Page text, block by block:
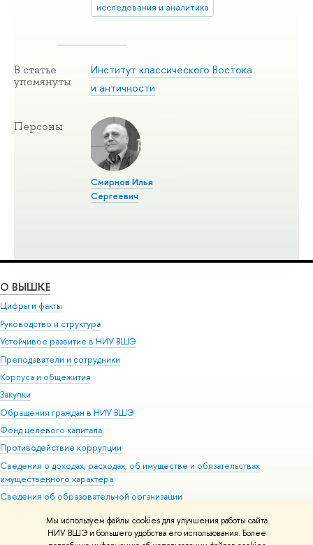
Мы используем файлы cookies для улучшения работы сайта
НИУ ВШЭ и большего удобства его использования. Более
исследования и аналитика
В статье
упомянуты
Институт классического Востока
и античности
Персоны
Смирнов Илья
Сергеевич
О ВЫШКЕ
Цифры и факты
Руководство и структура
Устойчивое развитие в НИУ ВШЭ
Преподаватели и сотрудники
Корпуса и общежития
Закупки
Обращения граждан в НИУ ВШЭ
Фонд целевого капитала
Противодействие коррупции
Сведения о доходах, расходах, об имуществе и обязательствах
имущественного характера
Сведения об образовательной организации
Людям с ограниченными возможностями здоровья
Единая платежная страница